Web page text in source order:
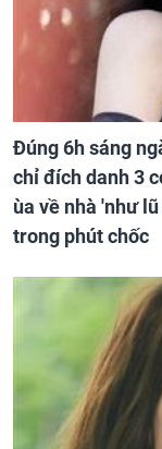
Đúng 6h sáng
chỉ đích danh 3
ùa về nhà 'như
trong phút chốc